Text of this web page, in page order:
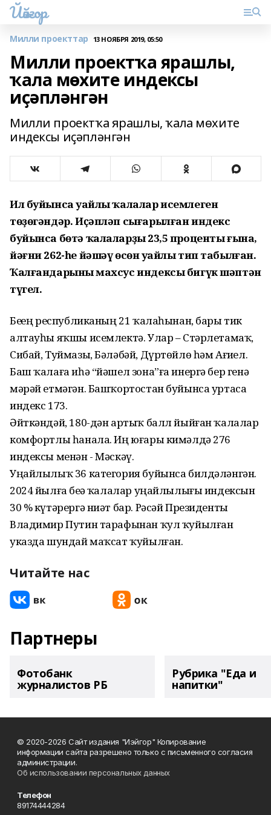
Йәйғор
Милли проекттар 13 НОЯБРЯ 2019, 05:50
Милли проектҡа ярашлы,
ҡала мөхите индексы
иҫәпләнгән
Милли проектҡа ярашлы, ҡала мөхите
индексы иҫәпләнгән
Ил буйынса уңайлы ҡалалар исемлеген
төҙөгәндәр. Иҫәпләп сығарылған индекс
буйынса бөтә ҡалаларҙың 23,5 проценты ғына,
йәғни 262-һе йәшәү өсөн уңайлы тип табылған.
Ҡалғандарының махсус индексы бигүк шәптән
түгел.
Беҙҙең республиканың 21 ҡалаһынан, бары тик
алтауһы яҡшы исемлектә. Улар – Стәрлетамаҡ,
Сибай, Туймазы, Бәләбәй, Дүртөйлө һәм Ағиҙел.
Баш ҡалаға иһә “йәшел зона”ға инергә бер генә
мәрәй етмәгән. Башҡортостан буйынса уртаса
индекс 173.
Әйткәндәй, 180-дән артыҡ балл йыйған ҡалалар
комфортлы һанала. Иң юғары кимәлдә 276
индексы менән - Мәскәү.
Уңайлылыҡ 36 категория буйынса билдәләнгән.
2024 йылға беҙҙә ҡалалар уңайлылығы индексын
30 % күтәрергә ниәт бар. Рәсәй Президенты
Владимир Путин тарафынан ҡул ҡуйылған
указда шундай маҡсат ҡуйылған.
Читайте нас
Партнеры
Фотобанк
журналистов РБ
Рубрика "Еда и
напитки"
© 2020-2026 Сайт издания "Иэйгор" Копирование
информации сайта разрешено только с письменного согласия
администрации.
Об использовании персональных данных
Телефон
89174444284